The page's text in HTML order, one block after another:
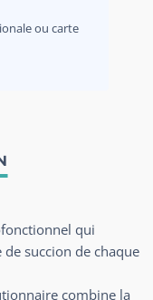
ou carte
qui
de succion de chaque
combine la